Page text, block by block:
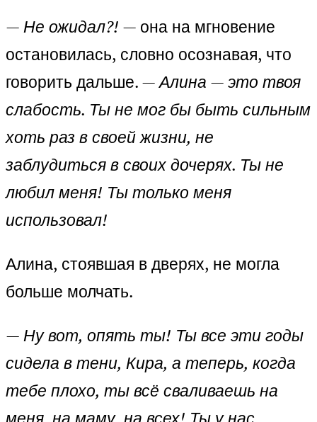
—Не ожидал?! — она на мгновение
остановилась, словно осознавая, что
говорить дальше. —Алина — это твоя
слабость. Ты не мог бы быть сильным
хоть раз в своей жизни, не
заблудиться в своих дочерях. Ты не
любил меня! Ты только меня
использовал!
Алина, стоявшая в дверях, не могла
больше молчать.
—Ну вот, опять ты! Ты все эти годы
сидела в тени, Кира, а теперь, когда
тебе плохо, ты всё сваливаешь на